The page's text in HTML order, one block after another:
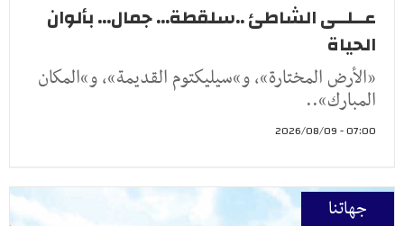
عــلــى الشاطئ ..سلقطة... جمال... بألوان
الحياة
«الأرض المختارة»، و»سيليكتوم القديمة»، و»المكان
المبارك»..
07:00 - 2026/08/09
جهاتنا